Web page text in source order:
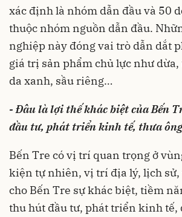
xác định là nhóm dẫn đầu và 50
thuộc nhóm nguồn dẫn đầu.
nghiệp này đóng vai trò dẫn dắt
giá trị sản phẩm chủ lực như
da xanh, sầu riêng…
- Đâu là lợi thế khác biệt của Bến
đầu tư, phát triển kinh tế, thưa
Bến Tre có vị trí quan trọng ở
kiện tự nhiên, vị trí địa lý, lịch sử,
cho Bến Tre sự khác biệt, tiềm
thu hút đầu tư, phát triển kinh tế,